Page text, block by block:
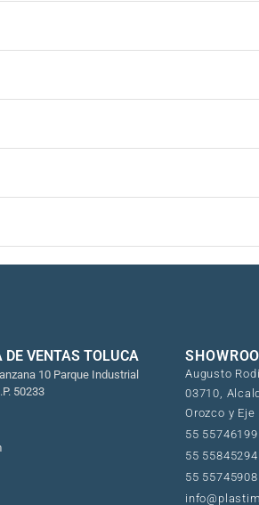
VENTAS TOLUCA
10 Parque Industrial
50233
Augusto
03710,
Orozco y Eje
55 55746199
55 55845294
55 55745908